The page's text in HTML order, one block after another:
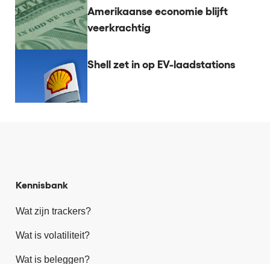
Amerikaanse economie blijft
veerkrachtig
Shell zet in op EV-laadstations
Kennisbank
Wat zijn trackers?
Wat is volatiliteit?
Wat is beleggen?